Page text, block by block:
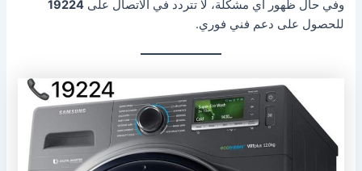
وفي حال ظهور أي مشكلة، لا تتردد في الاتصال على19224
للحصول على دعم فني فوري.